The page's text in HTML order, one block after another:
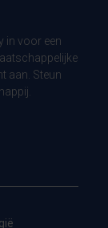
in voor een
aan. Steun